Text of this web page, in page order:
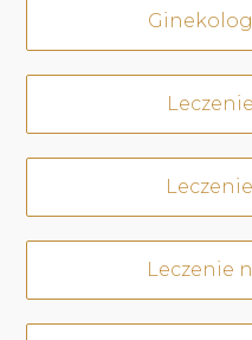
Leczenie